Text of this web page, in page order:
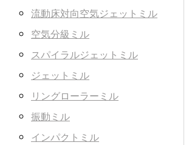
流動床対向空気ジェットミル
空気分級ミル
スパイラルジェットミル
ジェットミル
リングローラーミル
振動ミル
インパクトミル